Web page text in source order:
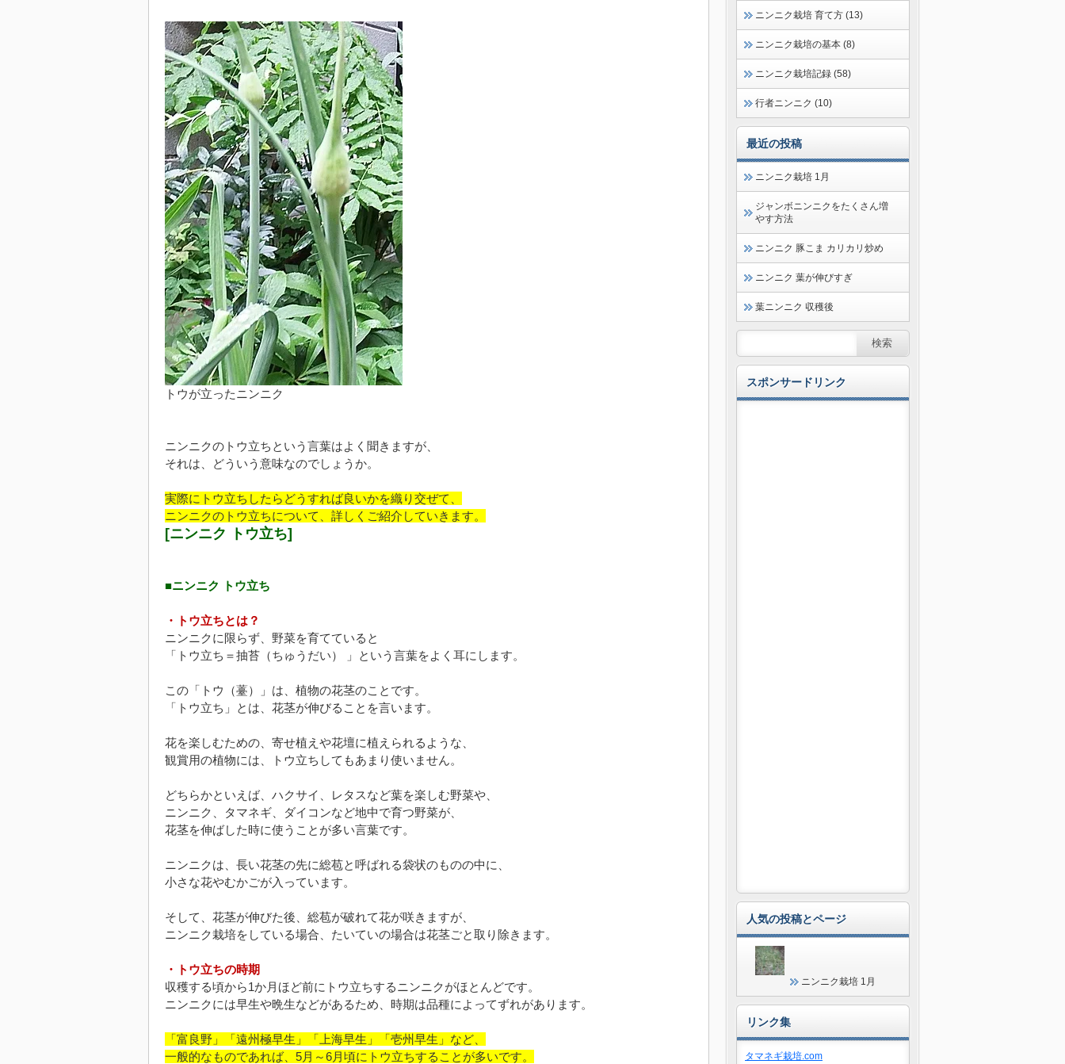
トウが立ったニンニク
ニンニクのトウ立ちという言葉はよく聞きますが、
それは、どういう意味なのでしょうか。
実際にトウ立ちしたらどうすれば良いかを織り交ぜて、
ニンニクのトウ立ちについて、詳しくご紹介していきます。
[ニンニク トウ立ち]
■ニンニク トウ立ち
・トウ立ちとは？
ニンニクに限らず、野菜を育てていると
「トウ立ち＝抽苔（ちゅうだい） 」という言葉をよく耳にします。
この「トウ（薹）」は、植物の花茎のことです。
「トウ立ち」とは、花茎が伸びることを言います。
花を楽しむための、寄せ植えや花壇に植えられるような、
観賞用の植物には、トウ立ちしてもあまり使いません。
どちらかといえば、ハクサイ、レタスなど葉を楽しむ野菜や、
ニンニク、タマネギ、ダイコンなど地中で育つ野菜が、
花茎を伸ばした時に使うことが多い言葉です。
ニンニクは、長い花茎の先に総苞と呼ばれる袋状のものの中に、
小さな花やむかごが入っています。
そして、花茎が伸びた後、総苞が破れて花が咲きますが、
ニンニク栽培をしている場合、たいていの場合は花茎ごと取り除きます。
・トウ立ちの時期
収穫する頃から1か月ほど前にトウ立ちするニンニクがほとんどです。
ニンニクには早生や晩生などがあるため、時期は品種によってずれがあります。
「富良野」「遠州極早生」「上海早生」「壱州早生」など、
一般的なものであれば、5月～6月頃にトウ立ちすることが多いです。
ニンニク栽培 育て方 (13)
ニンニク栽培の基本 (8)
ニンニク栽培記録 (58)
行者ニンニク (10)
最近の投稿
ニンニク栽培 1月
ジャンボニンニクをたくさん増
やす方法
ニンニク 豚こま カリカリ炒め
ニンニク 葉が伸びすぎ
葉ニンニク 収穫後
スポンサードリンク
人気の投稿とページ
ニンニク栽培 1月
リンク集
タマネギ栽培.com